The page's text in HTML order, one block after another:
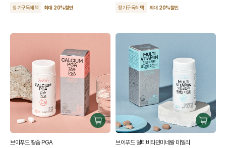
정기구독혜택 최대 20%할인 정기구독혜택 최대 20%할인
구
매
브이푸드 칼슘 PGA
구
매
브이푸드 멀티비타민미네랄 데일리